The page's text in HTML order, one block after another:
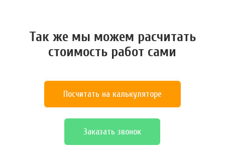
Так же мы можем расчитать
стоимость работ сами
Посчитать на калькуляторе
Заказать звонок